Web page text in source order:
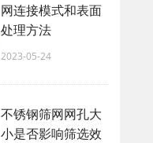
网连接模式和表面
处理方法
2023-05-24
不锈钢筛网网孔大
小是否影响筛选效